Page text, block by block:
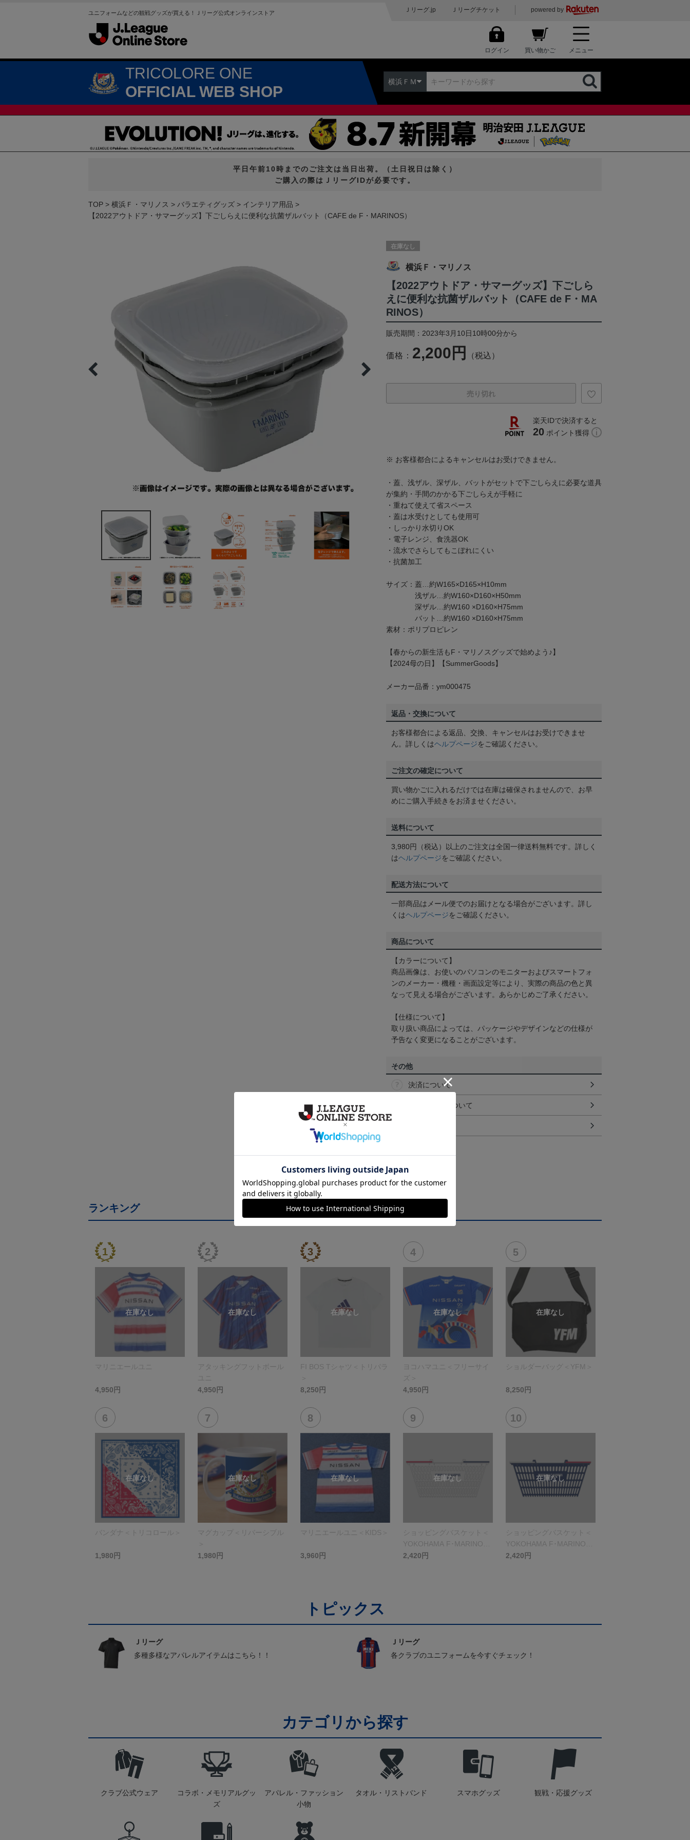
ユニフォームなどの観戦グッズが買える！Ｊリーグ公式オンラインストア Ｊリーグ.jp Ｊリーグチケット powered by
ログイン 買い物かご メニュー
TRICOLORE ONE
OFFICIAL WEB SHOP
横浜ＦＭ
平日午前10時までのご注文は当日出荷。（土日祝日は除く）
ご購入の際はＪリーグIDが必要です。
TOP 横浜Ｆ・マリノス バラエティグッズ
インテリア用品
【2022アウトドア・サマーグッズ】下ごしらえに便利な抗菌ザルバット（CAFE de F・MARINOS）
在庫なし
横浜Ｆ・マリノス
【2022アウトドア・サマーグッズ】下ごしら
えに便利な抗菌ザルバット（CAFE de F・MA
RINOS）
販売期間：2023年3月10日10時00分から
価格： 2,200円 （税込）
売り切れ
楽天IDで決済すると
20 ポイント獲得
※ お客様都合によるキャンセルはお受けできません。
・蓋、浅ザル、深ザル、バットがセットで下ごしらえに必要な道具
が集約・手間のかかる下ごしらえが手軽に
・重ねて使えて省スペース
・蓋は水受けとしても使用可
・しっかり水切りOK
・電子レンジ、食洗器OK
・流水でさらしてもこぼれにくい
・抗菌加工
サイズ：蓋…約W165×D165×H10mm
浅ザル…約W160×D160×H50mm
深ザル…約W160 ×D160×H75mm
バット…約W160 ×D160×H75mm
素材：ポリプロピレン
【春からの新生活もF・マリノスグッズで始めよう♪】
【2024母の日】【SummerGoods】
メーカー品番：ym000475
返品・交換について
お客様都合による返品、交換、キャンセルはお受けできませ
ん。詳しくはヘルプページをご確認ください。
ご注文の確定について
買い物かごに入れるだけでは在庫は確保されませんので、お早
めにご購入手続きをお済ませください。
送料について
3,980円（税込）以上のご注文は全国一律送料無料です。詳しく
はヘルプページをご確認ください。
配送方法について
一部商品はメール便でのお届けとなる場合がございます。詳し
くはヘルプページをご確認ください。
商品について
【カラーについて】
商品画像は、お使いのパソコンのモニターおよびスマートフォ
ンのメーカー・機種・画面設定等により、実際の商品の色と異
なって見える場合がございます。あらかじめご了承ください。
【仕様について】
取り扱い商品によっては、パッケージやデザインなどの仕様が
予告なく変更になることがございます。
その他
決済について
ギフト対応について
ランキング
マリニエールユニ
4,950円
アタッキングフットボール
4,950円
FI BOS Tシャツ＜トリパラ
8,250円
ヨコハマユニ＜フリーサイ
ズ＞
4,950円
ショルダーバッグ＜YFM＞
8,250円
バンダナ＜トリコロール＞
1,980円
マグカップ＜リバーシブル
1,980円
マリニエールユニ＜KIDS＞
3,960円
ショッピングバスケット＜
YOKOHAMA F･MARINOS
＞ホワイト
2,420円
ショッピングバスケット＜
YOKOHAMA F･MARINOS
＞ブルー
2,420円
トピックス
Ｊリーグ
多種多様なアパレルアイテムはこちら！！
Ｊリーグ
各クラブのユニフォームを今すぐチェック！
カテゴリから探す
クラブ公式ウェア
コラボ・メモリアルグッ
ズ
アパレル・ファッション
小物
タオル・リストバンド スマホグッズ 観戦・応援グッズ